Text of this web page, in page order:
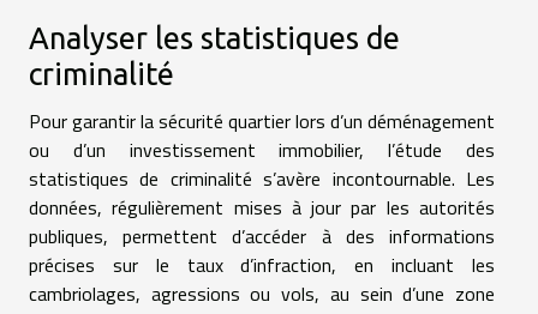
Analyser les statistiques de
criminalité
Pour garantir la sécurité quartier lors d’un déménagement
ou d’un investissement immobilier, l’étude des
statistiques de criminalité s’avère incontournable. Les
données, régulièrement mises à jour par les autorités
publiques, permettent d’accéder à des informations
précises sur le taux d’infraction, en incluant les
cambriolages, agressions ou vols, au sein d’une zone